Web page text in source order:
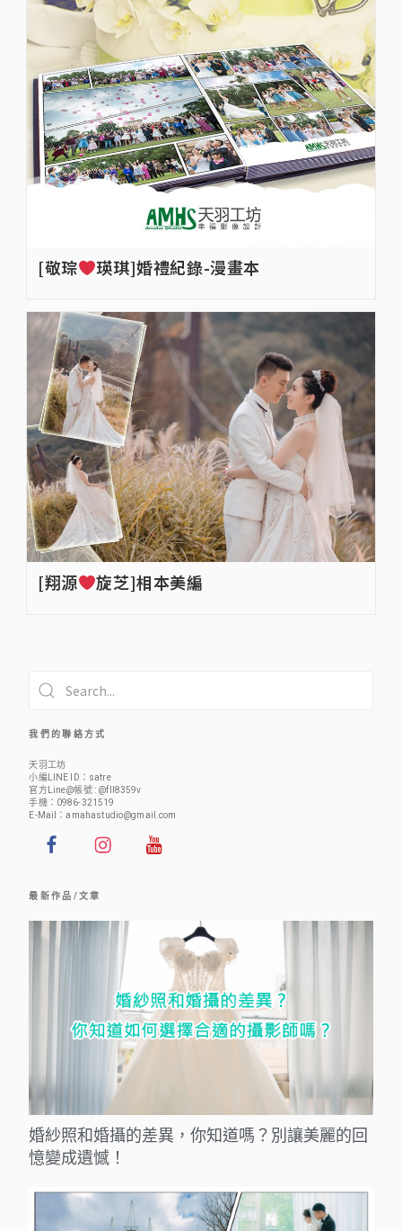
[敬琮 瑛琪]婚禮紀錄-漫畫本
[翔源 旋芝]相本美編
我 們 的 聯 絡 方 式
天羽工坊
小編LINE ID： satre
官方Line@帳號 : @fll8359v
手機： 0986-321519
E-Mail：amahastudio@gmail.com
最 新 作 品 / 文 章
婚紗照和婚攝的差異，你知道嗎？別讓美麗的回
憶變成遺憾！